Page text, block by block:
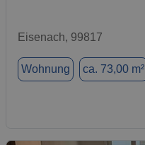
Eisenach, 99817
Wohnung ca. 73,00 m²